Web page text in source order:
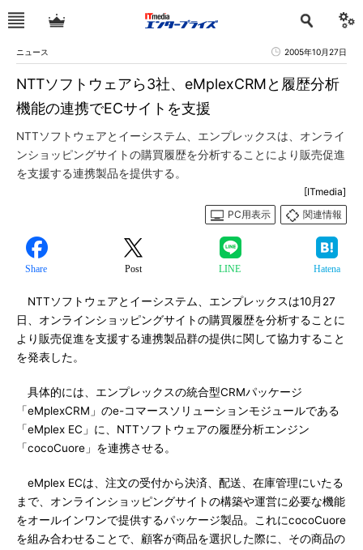
ニュース 2005年10月27日
NTTソフトウェアら3社、eMplexCRMと履歴分析
機能の連携でECサイトを支援
NTTソフトウェアとイーシステム、エンプレックスは、オンライ
ンショッピングサイトの購買履歴を分析することにより販売促進
を支援する連携製品を提供する。
[ITmedia]
PC用表示
関連情報
Share Post LINE Hatena
NTTソフトウェアとイーシステム、エンプレックスは10月27
日、オンラインショッピングサイトの購買履歴を分析することに
より販売促進を支援する連携製品群の提供に関して協力すること
を発表した。
具体的には、エンプレックスの統合型CRMパッケージ
「eMplexCRM」のe-コマースソリューションモジュールである
「eMplex EC」に、NTTソフトウェアの履歴分析エンジン
「cocoCuore」を連携させる。
eMplex ECは、注文の受付から決済、配送、在庫管理にいたる
まで、オンラインショッピングサイトの構築や運営に必要な機能
をオールインワンで提供するパッケージ製品。これにcocoCuore
を組み合わせることで、顧客が商品を選択した際に、その商品の